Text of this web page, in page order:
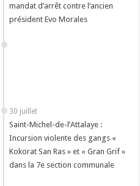
mandat d’arrêt contre l’ancien
président Evo Morales
30 juillet
Saint-Michel-de-l’Attalaye :
Incursion violente des gangs «
Kokorat San Ras » et « Gran Grif »
dans la 7e section communale